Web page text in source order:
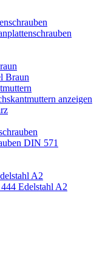
Braun
anzeigen
DIN 571
A2
Edelstahl A2